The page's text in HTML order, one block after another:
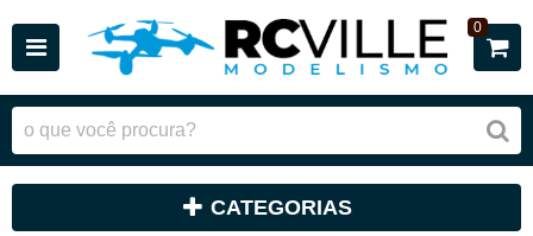
0
CATEGORIAS